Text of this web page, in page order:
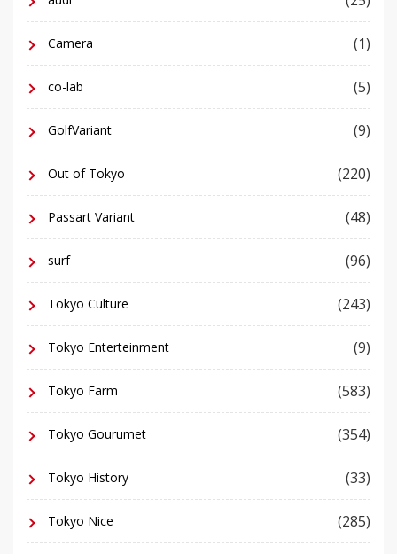
Camera (1)
co-lab (5)
GolfVariant (9)
Out of Tokyo (220)
Passart Variant (48)
surf (96)
Tokyo Culture (243)
Tokyo Enterteinment (9)
Tokyo Farm (583)
Tokyo Gourumet (354)
Tokyo History (33)
Tokyo Nice (285)